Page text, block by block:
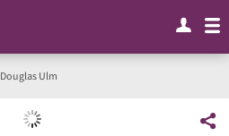
Douglas Ulm